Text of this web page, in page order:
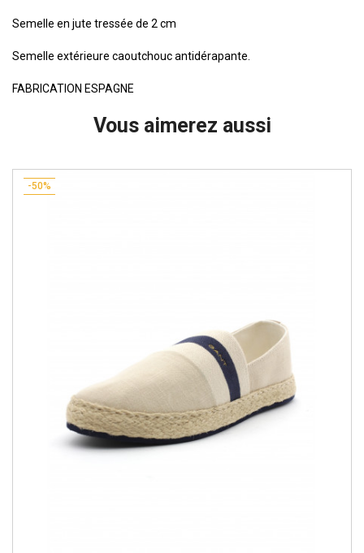
Semelle en jute tressée de 2 cm
Semelle extérieure caoutchouc antidérapante.
FABRICATION ESPAGNE
Vous aimerez aussi
-50%